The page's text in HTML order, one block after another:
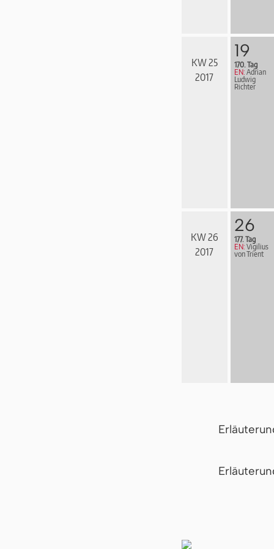
KW 25
2017
19
170. Tag
EN: Adrian
Ludwig
Richter
KW 26
2017
26
177. Tag
EN: Vigilius
von Trient